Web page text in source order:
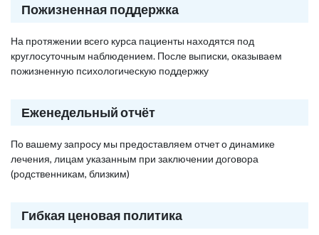
Пожизненная поддержка
На протяжении всего курса пациенты находятся под
круглосуточным наблюдением. После выписки, оказываем
пожизненную психологическую поддержку
Еженедельный отчёт
По вашему запросу мы предоставляем отчет о динамике
лечения, лицам указанным при заключении договора
(родственникам, близким)
Гибкая ценовая политика